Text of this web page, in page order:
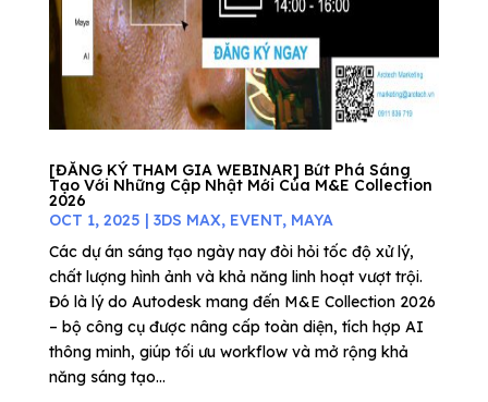
[ĐĂNG KÝ THAM GIA WEBINAR] Bứt Phá Sáng
Tạo Với Những Cập Nhật Mới Của M&E Collection
2026
OCT 1, 2025 | 3DS MAX, EVENT, MAYA
Các dự án sáng tạo ngày nay đòi hỏi tốc độ xử lý,
chất lượng hình ảnh và khả năng linh hoạt vượt trội.
Đó là lý do Autodesk mang đến M&E Collection 2026
– bộ công cụ được nâng cấp toàn diện, tích hợp AI
thông minh, giúp tối ưu workflow và mở rộng khả
năng sáng tạo...